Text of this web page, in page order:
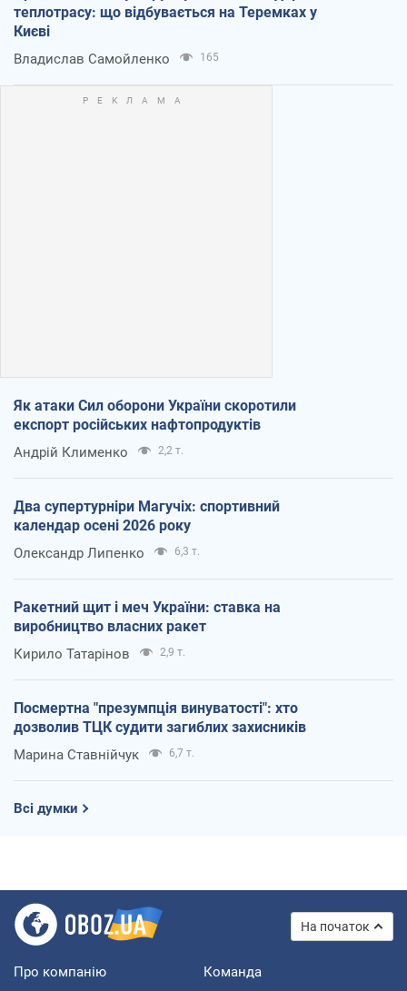
теплотрасу: що відбувається на Теремках у
Києві
Владислав Самойленко 165
Як атаки Сил оборони України скоротили
експорт російських нафтопродуктів
Андрій Клименко 2,2 т.
Два супертурніри Магучіх: спортивний
календар осені 2026 року
Олександр Липенко 6,3 т.
Ракетний щит і меч України: ставка на
виробництво власних ракет
Кирило Татарінов 2,9 т.
Посмертна "презумпція винуватості": хто
дозволив ТЦК судити загиблих захисників
Марина Ставнійчук 6,7 т.
Всі думки
На початок
Про компанію Команда